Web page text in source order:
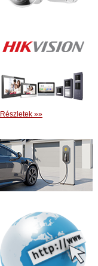
Részletek »»